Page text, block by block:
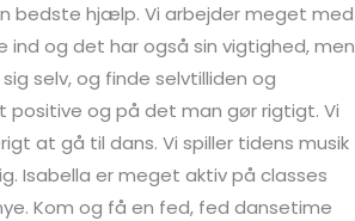
bedste hjælp. Vi arbejder meget med
og det har også sin vigtighed, men
selv, og finde selvtilliden og
og på det man gør rigtigt. Vi
at gå til dans. Vi spiller tidens musik
Isabella er meget aktiv på classes
Kom og få en fed, fed dansetime